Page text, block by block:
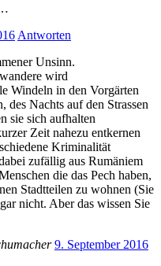
Antworten
Unsinn.
wird
Windeln in den Vorgärten
des Nachts auf den Strassen
sie sich aufhalten
Zeit nahezu entkernen
Kriminalität
zufällig aus Rumäniem
die das Pech haben,
Stadtteilen zu wohnen (Sie
nicht. Aber das wissen Sie
9. September 2016